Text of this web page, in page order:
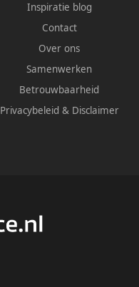
Inspiratie blog
Contact
Over ons
Samenwerken
Betrouwbaarheid
Privacybeleid & Disclaimer